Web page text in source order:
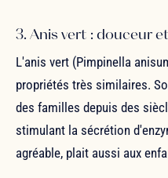
3. Anis vert : douceur
L'anis vert (Pimpinella
propriétés très similaires.
des familles depuis des
stimulant la sécrétion
agréable, plait aussi aux